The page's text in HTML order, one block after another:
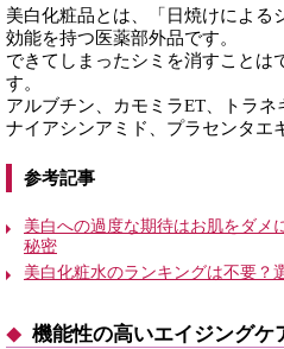
美白化粧品とは、「日焼けによる
効能を持つ医薬部外品です。
できてしまったシミを消すことは
す。
アルブチン、カモミラET、トラネ
ナイアシンアミド、プラセンタエ
参考記事
美白への過度な期待はお肌をダメ
秘密
美白化粧水のランキングは不要？
機能性の高いエイジングケ